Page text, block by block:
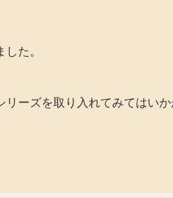
た。
ーズを取り入れてみてはいか